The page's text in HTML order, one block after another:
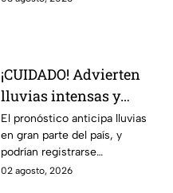
EXACTA
¡CUIDADO! Advierten
lluvias intensas y
fuertes rachas de
viento en México;
¿cómo afectará a
Guanajuato?
El pronóstico anticipa lluvias
en gran parte del país, y
podrían registrarse
afectaciones por las
02 agosto, 2026